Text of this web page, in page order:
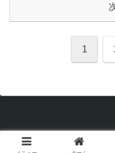
1
Copyright © 1998 P's